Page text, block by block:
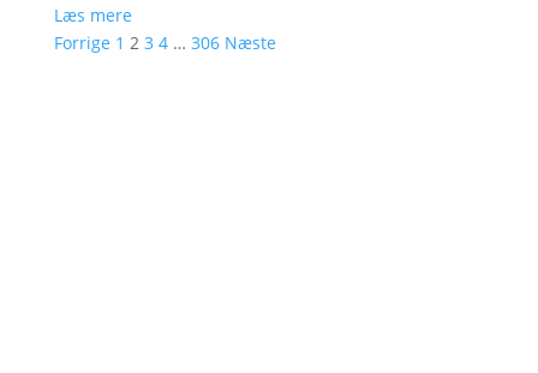
Læs mere
Forrige 1 2 3 4 … 306 Næste